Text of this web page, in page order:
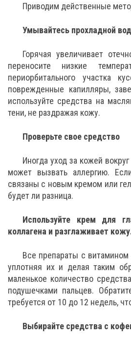
Приводим действенные
Умывайтесь прохладной
Горячая увеличивает
переносите низкие
периорбитального участка
поврежденные капилляры,
используйте средства на
тени, не раздражая кожу.
Проверьте свое средство
Иногда уход за кожей
может вызвать аллергию.
связаны с новым кремом или
будет ли разница.
Используйте крем для
коллагена и разглаживает
Все препараты с
уплотняя их и делая таким
маленькое количество
подушечками пальцев.
требуется от 10 до 12 недель,
Выбирайте средства с